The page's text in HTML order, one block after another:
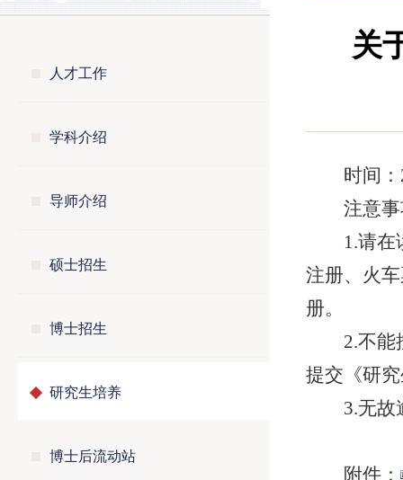
人才工作
学科介绍
导师介绍
硕士招生
博士招生
研究生培养
博士后流动站
关
时间
注意
1.请
注册、火
册。
2.不能
提交《研
3.无故
附件：